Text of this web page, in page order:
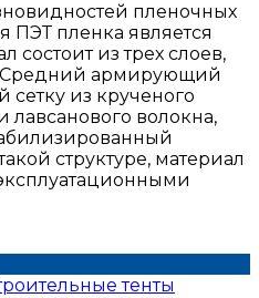
пленочных
ПЭТ пленка является
состоит из трех слоев,
Средний армирующий
сетку из крученого
волокна,
структуре, материал
тенты